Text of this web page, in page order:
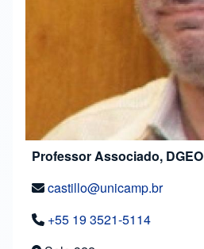
Professor Associado, DGEO
castillo@unicamp.br
+55 19 3521-5114